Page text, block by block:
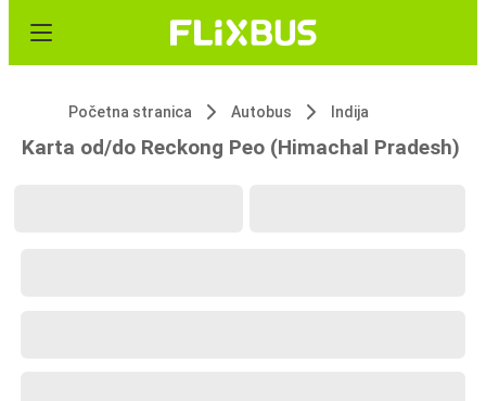
Početna stranica Autobus Indija
Karta od/do Reckong Peo (Himachal Pradesh)